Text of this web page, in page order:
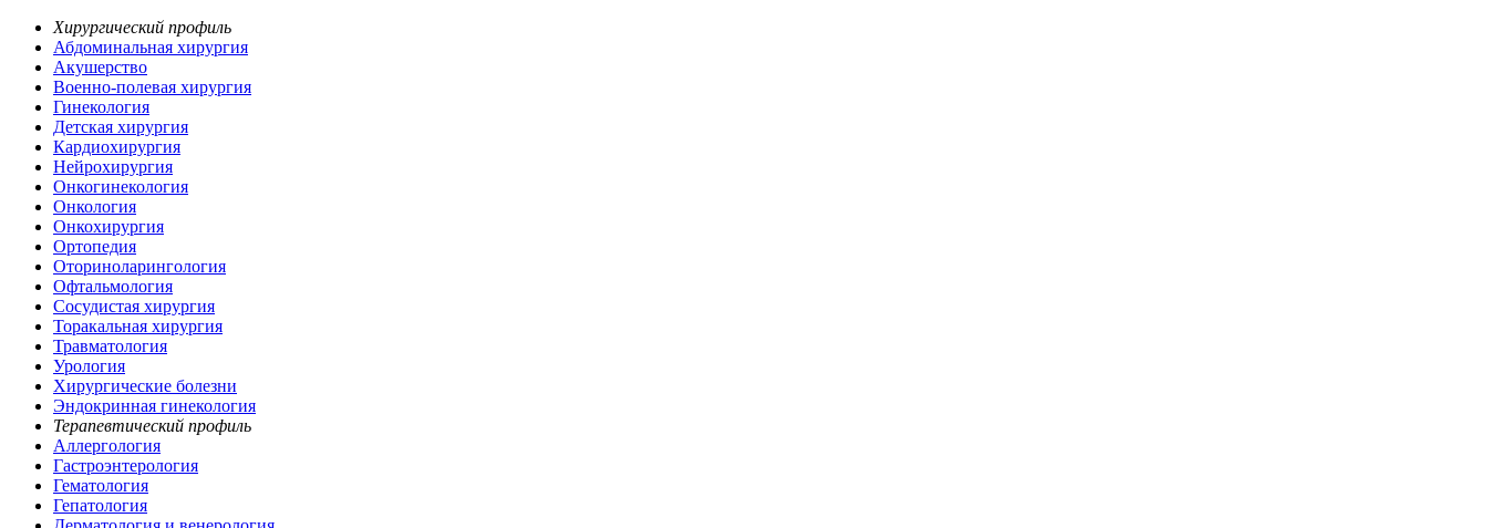
Хирургический профиль
Абдоминальная хирургия
Акушерство
Военно-полевая хирургия
Гинекология
Детская хирургия
Кардиохирургия
Нейрохирургия
Онкогинекология
Онкология
Онкохирургия
Ортопедия
Оториноларингология
Офтальмология
Сосудистая хирургия
Торакальная хирургия
Травматология
Урология
Хирургические болезни
Эндокринная гинекология
Терапевтический профиль
Аллергология
Гастроэнтерология
Гематология
Гепатология